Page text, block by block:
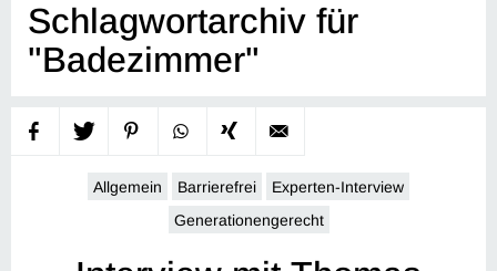
Schlagwortarchiv für
"Badezimmer"
Allgemein Barrierefrei
Experten-Interview
Generationengerecht